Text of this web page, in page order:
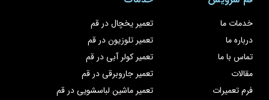
خدمات ما
درباره ما
تماس با ما
مقالات
فرم تعمیرات
تعمیر یخچال در قم
تعمیر تلوزیون در قم
تعمیر کولر آبی در قم
تعمیر جاروبرقی در قم
تعمیر ماشین لباسشویی در قم